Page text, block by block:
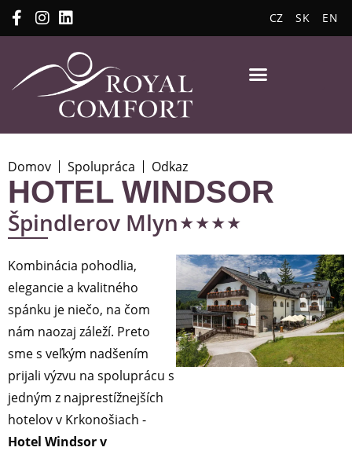
CZ SK EN
Domov Spolupráca Odkaz
HOTEL WINDSOR
Špindlerov Mlyn⋆⋆⋆⋆
Kombinácia pohodlia,
elegancie a kvalitného
spánku je niečo, na čom
nám naozaj záleží. Preto
sme s veľkým nadšením
prijali výzvu na spoluprácu s
jedným z najprestížnejších
hotelov v Krkonošiach -
Hotel Windsor v